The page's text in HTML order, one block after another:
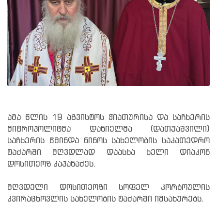
ამა წლის 19 აგვისტოს ჭიათურისა და საჩხერის
მიტროპოლიტმა დანიელმა (დათუაშვილი)
საჩხერის წმინდა ნინოს სახელობის საკათედრო
ტაძარში მღვდლად დაასხა ხელი დიაკონ
დოსითეოზ კაპანაძეს.
მღვდელი დოსითეოზი სოფელ კორბოულის
კვირაცხოვლის სახელობის ტაძარში იმსახურებს.